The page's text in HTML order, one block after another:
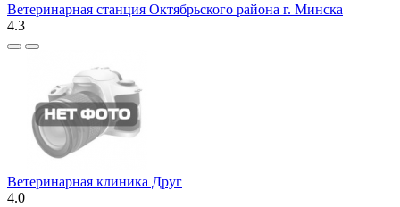
Ветеринарная станция Октябрьского района г. Минска
4.3
Ветеринарная клиника Друг
4.0